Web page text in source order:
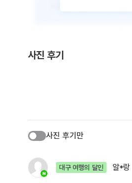
사진 후기
사진 후기만
대구 여행의 달인 알*랑